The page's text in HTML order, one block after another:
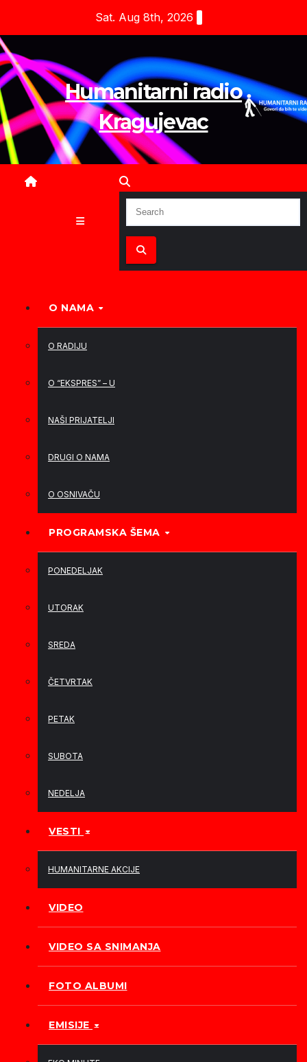
content
Sat. Aug 8th, 2026
Humanitarni radio
Kragujevac
O NAMA
O RADIJU
O “EKSPRES” – U
NAŠI PRIJATELJI
DRUGI O NAMA
O OSNIVAČU
PROGRAMSKA ŠEMA
PONEDELJAK
UTORAK
SREDA
ČETVRTAK
PETAK
SUBOTA
NEDELJA
VESTI
HUMANITARNE AKCIJE
VIDEO
VIDEO SA SNIMANJA
FOTO ALBUMI
EMISIJE